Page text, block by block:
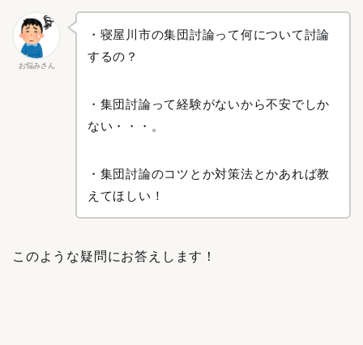
お悩みさん
・寝屋川市の集団討論って何について討論
するの？
・集団討論って経験がないから不安でしか
ない・・・。
・集団討論のコツとか対策法とかあれば教
えてほしい！
このような疑問にお答えします！